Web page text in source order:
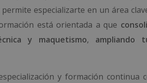
especializarte en un área
está orientada a que
y maquetismo, ampliando
y formación continua